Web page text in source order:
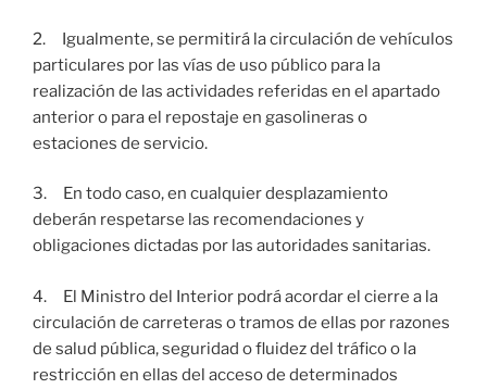
2. Igualmente, se permitirá la circulación de vehículos
particulares por las vías de uso público para la
realización de las actividades referidas en el apartado
anterior o para el repostaje en gasolineras o
estaciones de servicio.
3. En todo caso, en cualquier desplazamiento
deberán respetarse las recomendaciones y
obligaciones dictadas por las autoridades sanitarias.
4. El Ministro del Interior podrá acordar el cierre a la
circulación de carreteras o tramos de ellas por razones
de salud pública, seguridad o fluidez del tráfico o la
restricción en ellas del acceso de determinados